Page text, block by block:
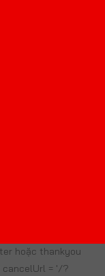
hoặc thankyou
cancelUrl = '/?